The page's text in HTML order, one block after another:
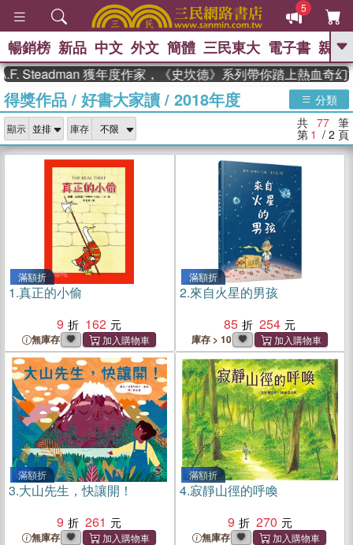
5
GO
熱搜： 東野圭吾 、 The Odyssey 、
父親節 、 如果歷史是一群喵 、 暑期
國際布克獎 臺灣漫遊錄 、 方
念華 、 台灣的李登輝時代 、 數學女
孩：黎曼猜想 、 偉大的迷走神經
暢銷榜 新品 中文 外文 簡體 三民東大 電子書 親子
獲年度作家，《史坎德》系列帶你踏上熱血奇幻旅程
得獎作品 / 好書大家讀 / 2018年度 分類
顯示 庫存 共 77 筆
第 1 / 2 頁
滿額折
1.真正的小偷
9
162
無庫存
滿額折
2.來自火星的男孩
85
254
庫存 > 10
滿額折
3.大山先生，快讓開！
9
261
無庫存
滿額折
4.寂靜山徑的呼喚
9
270
無庫存